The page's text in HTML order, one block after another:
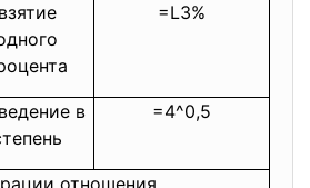
взятие
=L3%
в
=4^0,5
отношения